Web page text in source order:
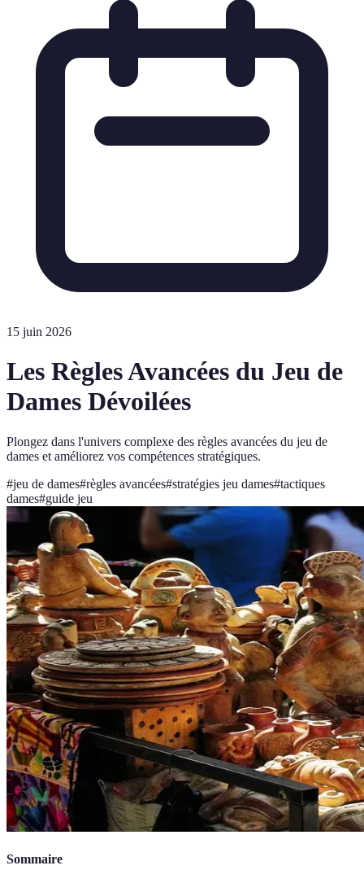
15 juin 2026
Les Règles Avancées du Jeu de
Dames Dévoilées
Plongez dans l'univers complexe des règles avancées du jeu de
dames et améliorez vos compétences stratégiques.
#jeu de dames#règles avancées#stratégies jeu dames#tactiques
dames#guide jeu
Sommaire